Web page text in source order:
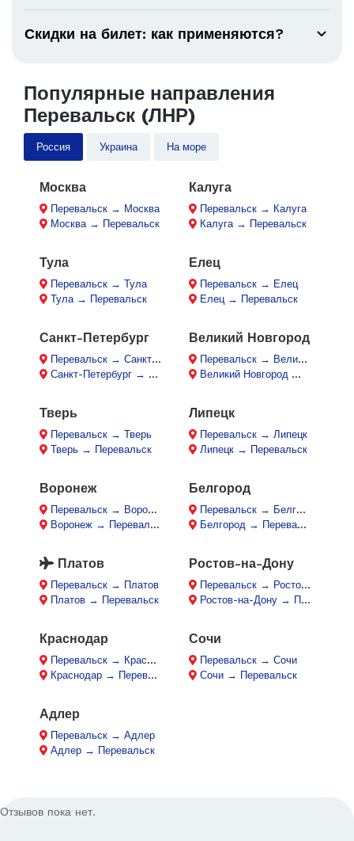
Скидки на билет: как применяются?
Популярные направления
Перевальск (ЛНР)
Россия Украина На море
Москва
Перевальск → Москва
Москва → Перевальск
Калуга
Перевальск → Калуга
Калуга → Перевальск
Тула
Перевальск → Тула
Тула → Перевальск
Елец
Перевальск → Елец
Елец → Перевальск
Санкт-Петербург
Перевальск → Санкт-Петербург
Санкт-Петербург → Перевальск
Великий Новгород
Перевальск → Великий Новгород
Великий Новгород → Перевальск
Тверь
Перевальск → Тверь
Тверь → Перевальск
Липецк
Перевальск → Липецк
Липецк → Перевальск
Воронеж
Перевальск → Воронеж
Воронеж → Перевальск
Белгород
Перевальск → Белгород
Белгород → Перевальск
Платов
Перевальск → Платов
Платов → Перевальск
Ростов-на-Дону
Перевальск → Ростов-на-Дону
Ростов-на-Дону → Перевальск
Краснодар
Перевальск → Краснодар
Краснодар → Перевальск
Сочи
Перевальск → Сочи
Сочи → Перевальск
Адлер
Перевальск → Адлер
Адлер → Перевальск
Отзывов пока нет.